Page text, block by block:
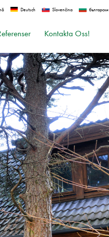
Deutsch Slovenčina български
Kontakta Oss!